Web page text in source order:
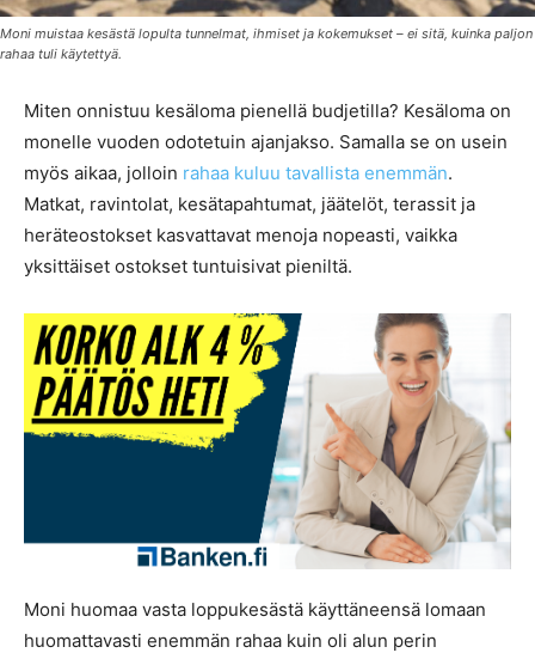
Moni muistaa kesästä lopulta tunnelmat, ihmiset ja kokemukset – ei sitä, kuinka paljon
rahaa tuli käytettyä.
Miten onnistuu kesäloma pienellä budjetilla? Kesäloma on
monelle vuoden odotetuin ajanjakso. Samalla se on usein
myös aikaa, jolloin rahaa kuluu tavallista enemmän.
Matkat, ravintolat, kesätapahtumat, jäätelöt, terassit ja
heräteostokset kasvattavat menoja nopeasti, vaikka
yksittäiset ostokset tuntuisivat pieniltä.
Moni huomaa vasta loppukesästä käyttäneensä lomaan
huomattavasti enemmän rahaa kuin oli alun perin